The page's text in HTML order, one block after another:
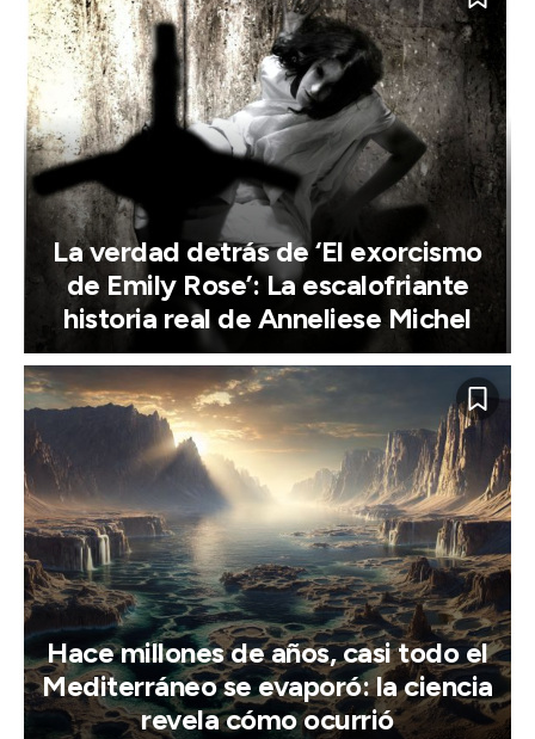
La verdad detrás de ‘El exorcismo
de Emily Rose’: La escalofriante
historia real de Anneliese Michel
Hace millones de años, casi todo el
Mediterráneo se evaporó: la ciencia
revela cómo ocurrió